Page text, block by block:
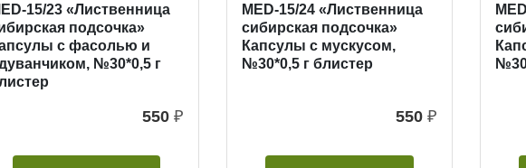
15/23 «Лиственница
подсочка»
с фасолью и
№30*0,5 г
550 ₽
MED-15/24 «Лиственница
сибирская подсочка»
Капсулы с мускусом,
№30*0,5 г блистер
550 ₽